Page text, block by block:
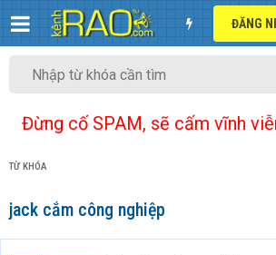
Đừng cố SPAM, sẽ cấm vĩnh
TỪ KHÓA
jack cắm công nghiệp